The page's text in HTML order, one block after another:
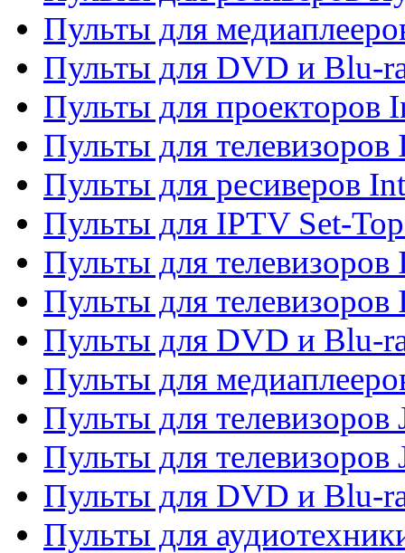
Пульты для
Пульты для DVD и Blu-
Пульты для проекторов
Пульты для
Пульты для ресиверов
Пульты для IPTV Set-
Пульты для телевизоров
Пульты для телевизоров
Пульты для DVD и Blu-
Пульты для
Пульты для телевизоров
Пульты для телевизоров
Пульты для DVD и Blu-
Пульты для